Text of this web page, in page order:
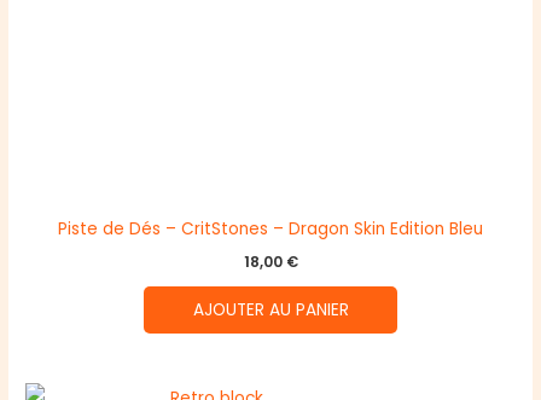
Piste de Dés – CritStones – Dragon Skin Edition Bleu
18,00 €
AJOUTER AU PANIER